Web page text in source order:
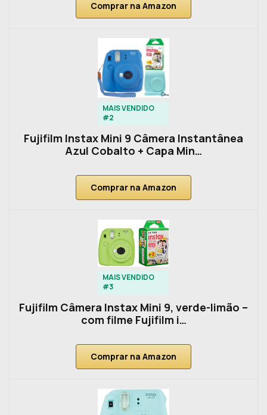
Comprar na Amazon
MAIS VENDIDO
#2
Fujifilm Instax Mini 9 Câmera Instantânea
Azul Cobalto + Capa Min…
Comprar na Amazon
MAIS VENDIDO
#3
Fujifilm Câmera Instax Mini 9, verde-limão –
com filme Fujifilm i…
Comprar na Amazon